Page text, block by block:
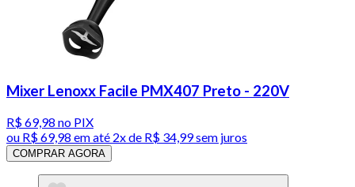
Mixer Lenoxx Facile PMX407 Preto - 220V
R$ 69,98 no PIX
ou R$ 69,98 em até 2x de R$ 34,99 sem juros
COMPRAR AGORA